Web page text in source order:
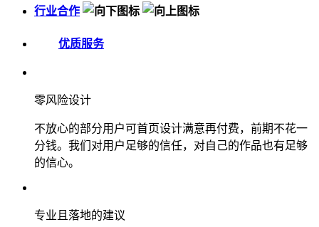
行业合作
优质服务
零风险设计
不放心的部分用户可首页设计满意再付费，前期不花一
分钱。我们对用户足够的信任，对自己的作品也有足够
的信心。
专业且落地的建议